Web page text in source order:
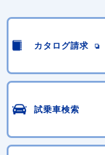
カタログ請求
試乗車検索